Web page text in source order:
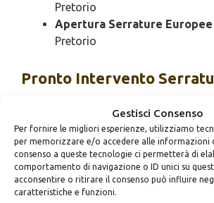
Gestisci Consenso
Per fornire le migliori esperienze, utilizziamo
per memorizzare e/o accedere alle informazioni
consenso a queste tecnologie ci permetterà di
comportamento di navigazione o ID unici su
acconsentire o ritirare il consenso può influire
caratteristiche e funzioni.
Pretorio
Apertura Serrature Europee
Pretorio
Pronto Intervento
Pronto Intervento Serrature
UrgenteCastro Pretorio
Pronto Intervento Serrature
OreCastro Pretorio